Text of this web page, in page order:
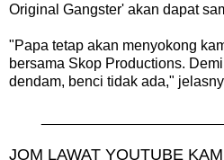
Original Gangster' akan dapat
"Papa tetap akan menyokong
bersama Skop Productions.
dendam, benci tidak ada,"
JOM LAWAT YOUTUBE